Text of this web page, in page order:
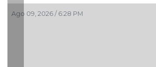
Ago 09, 2026 / 6:28 PM